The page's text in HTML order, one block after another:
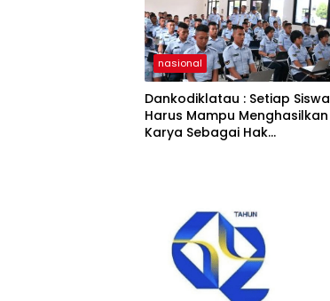
nasional
Dankodiklatau : Setiap Siswa
Harus Mampu Menghasilkan
Karya Sebagai Hak